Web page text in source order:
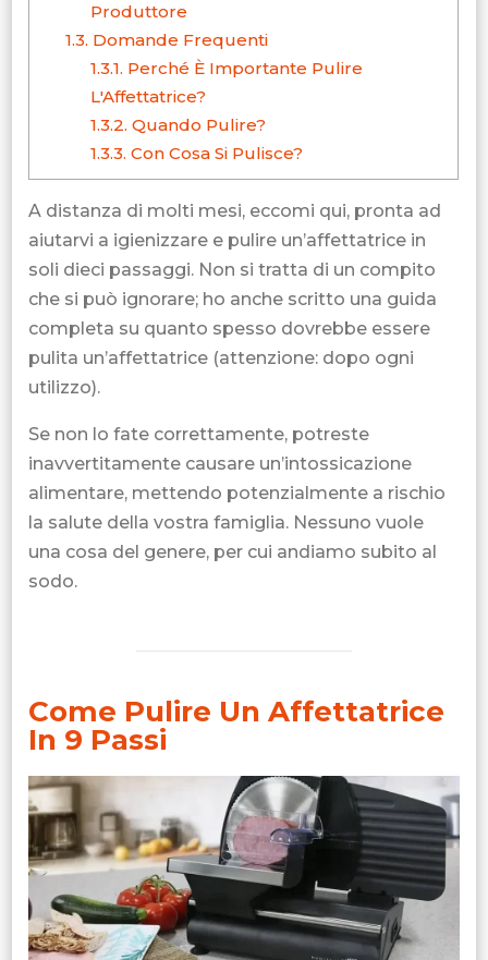
Produttore
1.3. Domande Frequenti
1.3.1. Perché È Importante Pulire
L'Affettatrice?
1.3.2. Quando Pulire?
1.3.3. Con Cosa Si Pulisce?
A distanza di molti mesi, eccomi qui, pronta ad
aiutarvi a igienizzare e pulire un’affettatrice in
soli dieci passaggi. Non si tratta di un compito
che si può ignorare; ho anche scritto una guida
completa su quanto spesso dovrebbe essere
pulita un’affettatrice (attenzione: dopo ogni
utilizzo).
Se non lo fate correttamente, potreste
inavvertitamente causare un’intossicazione
alimentare, mettendo potenzialmente a rischio
la salute della vostra famiglia. Nessuno vuole
una cosa del genere, per cui andiamo subito al
sodo.
Come Pulire Un Affettatrice
In 9 Passi